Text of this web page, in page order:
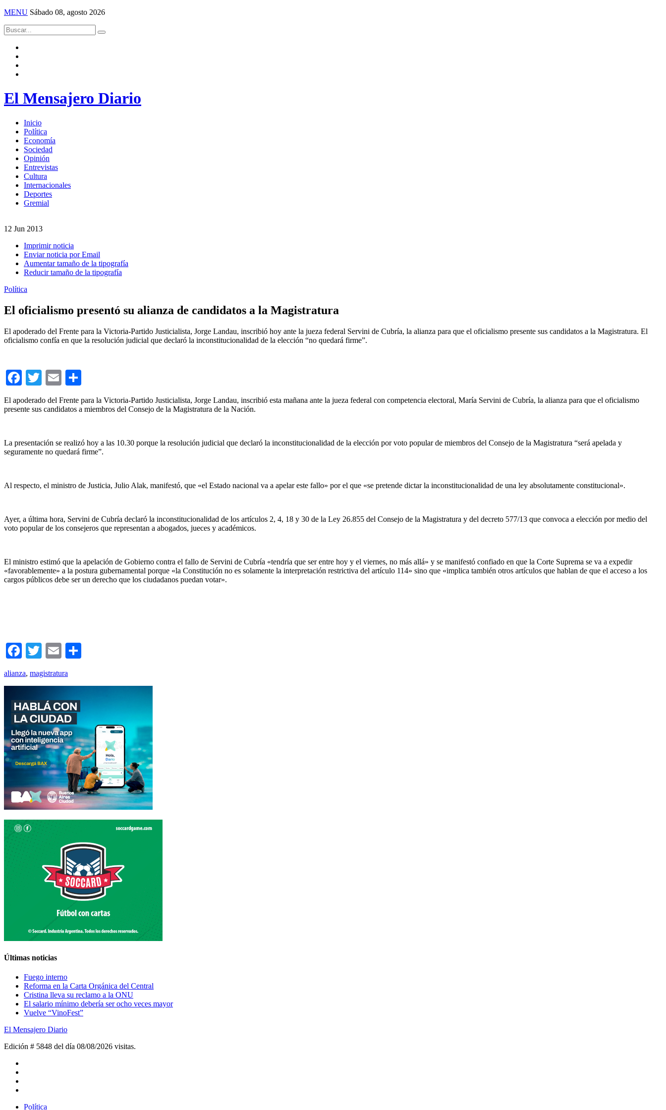
MENU Sábado 08, agosto 2026
El Mensajero Diario
Inicio
Política
Economía
Sociedad
Opinión
Entrevistas
Cultura
Internacionales
Deportes
Gremial
12 Jun 2013
Imprimir noticia
Enviar noticia por Email
Aumentar tamaño de la tipografía
Reducir tamaño de la tipografía
Política
El oficialismo presentó su alianza de candidatos a la Magistratura
El apoderado del Frente para la Victoria-Partido Justicialista, Jorge Landau, inscribió hoy ante la jueza federal Servini de Cubría, la alianza para que el oficialismo presente sus candidatos a la Magistratura. El
oficialismo confía en que la resolución judicial que declaró la inconstitucionalidad de la elección “no quedará firme”.
Facebook
TwitterEmail
El apoderado del Frente para la Victoria-Partido Justicialista, Jorge Landau, inscribió esta mañana ante la jueza federal con competencia electoral, María Servini de Cubría, la alianza para que el oficialismo
presente sus candidatos a miembros del Consejo de la Magistratura de la Nación.
La presentación se realizó hoy a las 10.30 porque la resolución judicial que declaró la inconstitucionalidad de la elección por voto popular de miembros del Consejo de la Magistratura “será apelada y
seguramente no quedará firme”.
Al respecto, el ministro de Justicia, Julio Alak, manifestó, que «el Estado nacional va a apelar este fallo» por el que «se pretende dictar la inconstitucionalidad de una ley absolutamente constitucional».
Ayer, a última hora, Servini de Cubría declaró la inconstitucionalidad de los artículos 2, 4, 18 y 30 de la Ley 26.855 del Consejo de la Magistratura y del decreto 577/13 que convoca a elección por medio del
voto popular de los consejeros que representan a abogados, jueces y académicos.
El ministro estimó que la apelación de Gobierno contra el fallo de Servini de Cubría «tendría que ser entre hoy y el viernes, no más allá» y se manifestó confiado en que la Corte Suprema se va a expedir
«favorablemente» a la postura gubernamental porque «la Constitución no es solamente la interpretación restrictiva del artículo 114» sino que «implica también otros artículos que hablan de que el acceso a los
cargos públicos debe ser un derecho que los ciudadanos puedan votar».
Facebook
TwitterEmail
alianza, magistratura
Últimas noticias
Fuego interno
Reforma en la Carta Orgánica del Central
Cristina lleva su reclamo a la ONU
El salario mínimo debería ser ocho veces mayor
Vuelve “VinoFest”
El Mensajero Diario
Edición # 5848 del día 08/08/2026 visitas.
Política